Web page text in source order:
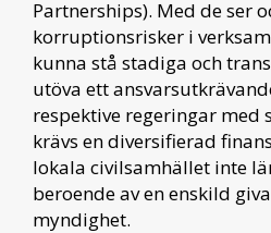
Partnerships). Med de ser
korruptionsrisker i
kunna stå stadiga och
utöva ett
respektive regeringar med
krävs en diversifierad
lokala civilsamhället inte
beroende av en enskild
myndighet.